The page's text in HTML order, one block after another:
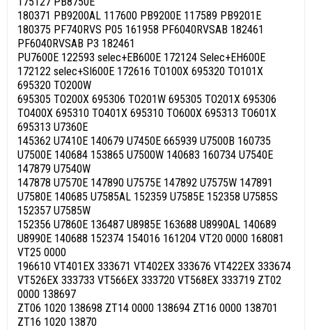
180371 PB9200AL 117600 PB9200E 117589 PB9201E
180375 PF740RVS P05 161958 PF6040RVSAB 182461
PF6040RVSAB P3 182461
PU7600E 122593 selec+EB600E 172124 Selec+EH600E
172122 selec+SI600E 172616 TO100X 695320 TO101X
695320 TO200W
695305 TO200X 695306 TO201W 695305 TO201X 695306
TO400X 695310 TO401X 695310 TO600X 695313 TO601X
695313 U7360E
145362 U7410E 140679 U7450E 665939 U7500B 160735
U7500E 140684 153865 U7500W 140683 160734 U7540E
147879 U7540W
147878 U7570E 147890 U7575E 147892 U7575W 147891
U7580E 140685 U7585AL 152359 U7585E 152358 U7585S
152357 U7585W
152356 U7860E 136487 U8985E 163688 U8990AL 140689
U8990E 140688 152374 154016 161204 VT20 0000 168081
VT25 0000
196610 VT401EX 333671 VT402EX 333676 VT422EX 333674
VT526EX 333733 VT566EX 333720 VT568EX 333719 ZT02
0000 138697
ZT06 1020 138698 ZT14 0000 138694 ZT16 0000 138701
ZT16 1020 13870